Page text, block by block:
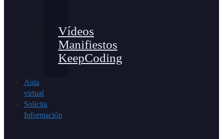
Vídeos
Manifiestos
KeepCoding
Aula
virtual
Solicita
Información